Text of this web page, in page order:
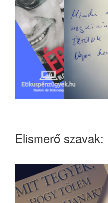
Elismerő szavak: